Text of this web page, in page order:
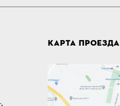
КАРТА ПРОЕЗДА